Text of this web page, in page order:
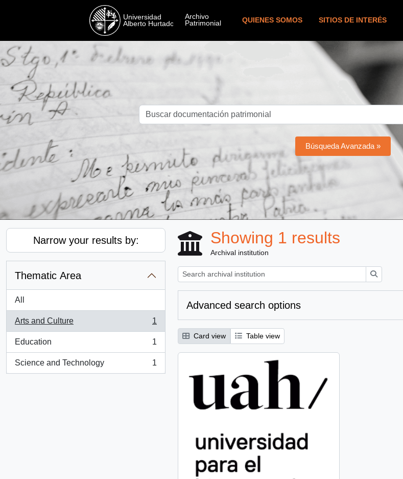
QUIENES SOMOS SITIOS DE INTERÉS
Búsqueda Avanzada »
Narrow your results by:
Thematic Area
All
Arts and Culture
, 1 results
1
Education
, 1 results
1
Science and Technology
, 1 results
1
Showing 1 results
Archival institution
Advanced search options
Card view Table view